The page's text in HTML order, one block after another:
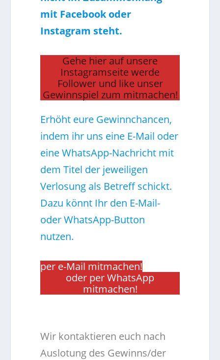
mit Facebook oder
Instagram steht.
Gehe hier auf unsere
Instagramseite werde
Follower und like unser
Gewinnspiel zum mitmachen!
Erhöht eure Gewinnchancen,
indem ihr uns eine E-Mail oder
eine WhatsApp-Nachricht mit
dem Titel der jeweiligen
Verlosung als Betreff schickt.
Dazu könnt Ihr den E-Mail-
oder WhatsApp-Button
nutzen.
per e-Mail mitmachen!
oder per WhatsApp
mitmachen!
Wir kontaktieren euch nach
Auslotung des Gewinns/der